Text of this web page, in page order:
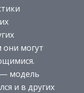
могут
— модель
и в других